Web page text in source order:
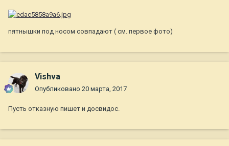
пятнышки под носом совпадают ( см. первое фото)
Vishva
Опубликовано 20 марта, 2017
Пусть отказную пишет и досвидос.